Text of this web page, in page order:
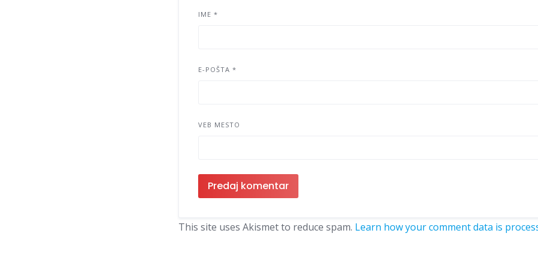
IME*
E-POŠTA*
VEB MESTO
This site uses Akismet to reduce spam. Learn how your comment data is